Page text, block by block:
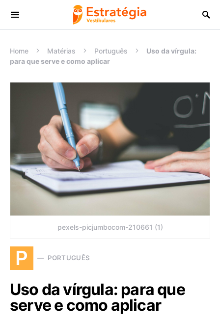
Procurar:
Home Matérias Português
Uso da vírgula:
para que serve e como aplicar
pexels-picjumbocom-210661 (1)
P PORTUGUÊS
Uso da vírgula: para que
serve e como aplicar